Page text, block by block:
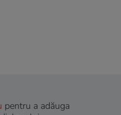
pentru a adăuga